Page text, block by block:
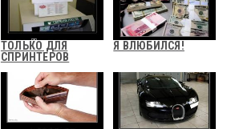
ТОЛЬКО ДЛЯ
СПРИНТЕРОВ
Я ВЛЮБИЛСЯ!